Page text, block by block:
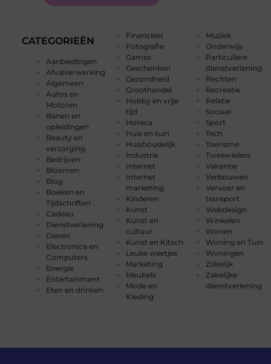
CATEGORIEËN
Aanbiedingen
Afvalverwerking
Algemeen
Autos en
Motoren
Banen en
opleidingen
Beauty en
verzorging
Bedrijven
Bloemen
Blog
Boeken en
Tijdschriften
Cadeau
Dienstverlening
Dieren
Electronica en
Computers
Energie
Entertainment
Eten en drinken
Financieel
Fotografie
Games
Geschenken
Gezondheid
Groothandel
Hobby en vrije
tijd
Horeca
Huis en tuin
Huishoudelijk
Industrie
Internet
Internet
marketing
Kinderen
Kunst
Kunst en
cultuur
Kunst en Kitsch
Leuke weetjes
Marketing
Meubels
Mode en
Kleding
Muziek
Onderwijs
Particuliere
dienstverlening
Rechten
Recreatie
Relatie
Sociaal
Sport
Tech
Toerisme
Tweewielers
Vakantie
Verbouwen
Vervoer en
transport
Webdesign
Winkelen
Wonen
Woning en Tuin
Woningen
Zakelijk
Zakelijke
dienstverlening